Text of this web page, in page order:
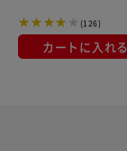
(126)
カートに入れる